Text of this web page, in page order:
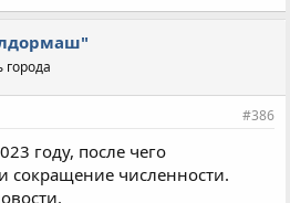
города
#386
году, после чего
сокращение численности.